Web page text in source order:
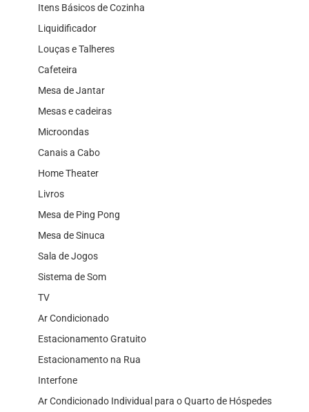
Itens Básicos de Cozinha
Liquidificador
Louças e Talheres
Cafeteira
Mesa de Jantar
Mesas e cadeiras
Microondas
Canais a Cabo
Home Theater
Livros
Mesa de Ping Pong
Mesa de Sinuca
Sala de Jogos
Sistema de Som
TV
Ar Condicionado
Estacionamento Gratuito
Estacionamento na Rua
Interfone
Ar Condicionado Individual para o Quarto de Hóspedes